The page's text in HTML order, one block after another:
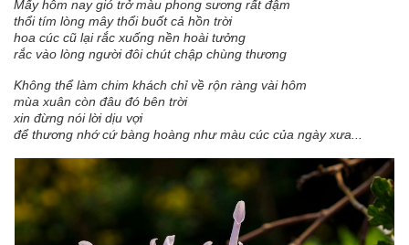
Mấy hôm nay gió trở màu phong sương rất đậm
thổi tím lòng mây thổi buốt cả hồn trời
hoa cúc cũ lại rắc xuống nền hoài tưởng
rắc vào lòng người đôi chút chập chùng thương
Không thể làm chim khách chỉ về rộn ràng vài hôm
mùa xuân còn đâu đó bên trời
xin đừng nói lời dịu vợi
để thương nhớ cứ bàng hoàng như màu cúc của ngày xưa...